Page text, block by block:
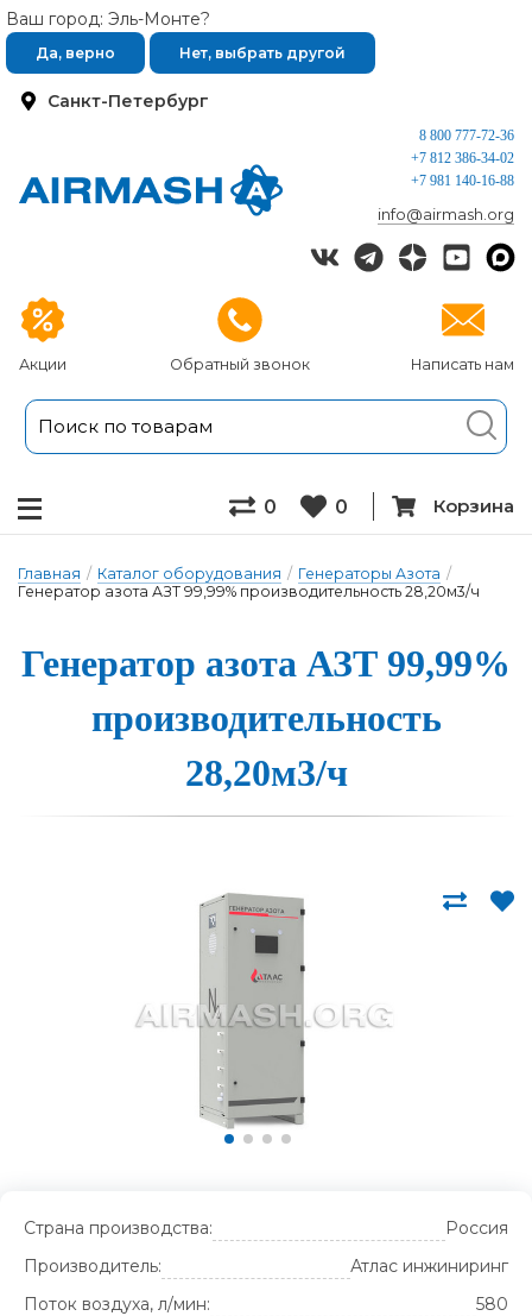
Санкт-Петербург
Ваш город: Эль-Монте?
Да, верно Нет, выбрать другой
Акции Обратный звонок Написать нам
8 800 777-72-36
+7 812 386-34-02
+7 981 140-16-88
info@airmash.org
0 0 Корзина
Главная / Каталог оборудования / Генераторы Азота /
Генератор азота АЗТ 99,99% производительность 28,20м3/ч
Генера­тор а­зо­та АЗТ 99,99%
про­из­во­ди­тель­ность
28,20м3/ч
Страна производства:
Россия
Производитель:
Атлас инжиниринг
Поток воздуха, л/мин:
580